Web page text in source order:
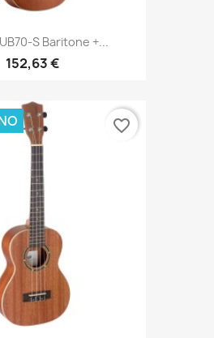
S Baritone +...
152,63 €
favorite_border